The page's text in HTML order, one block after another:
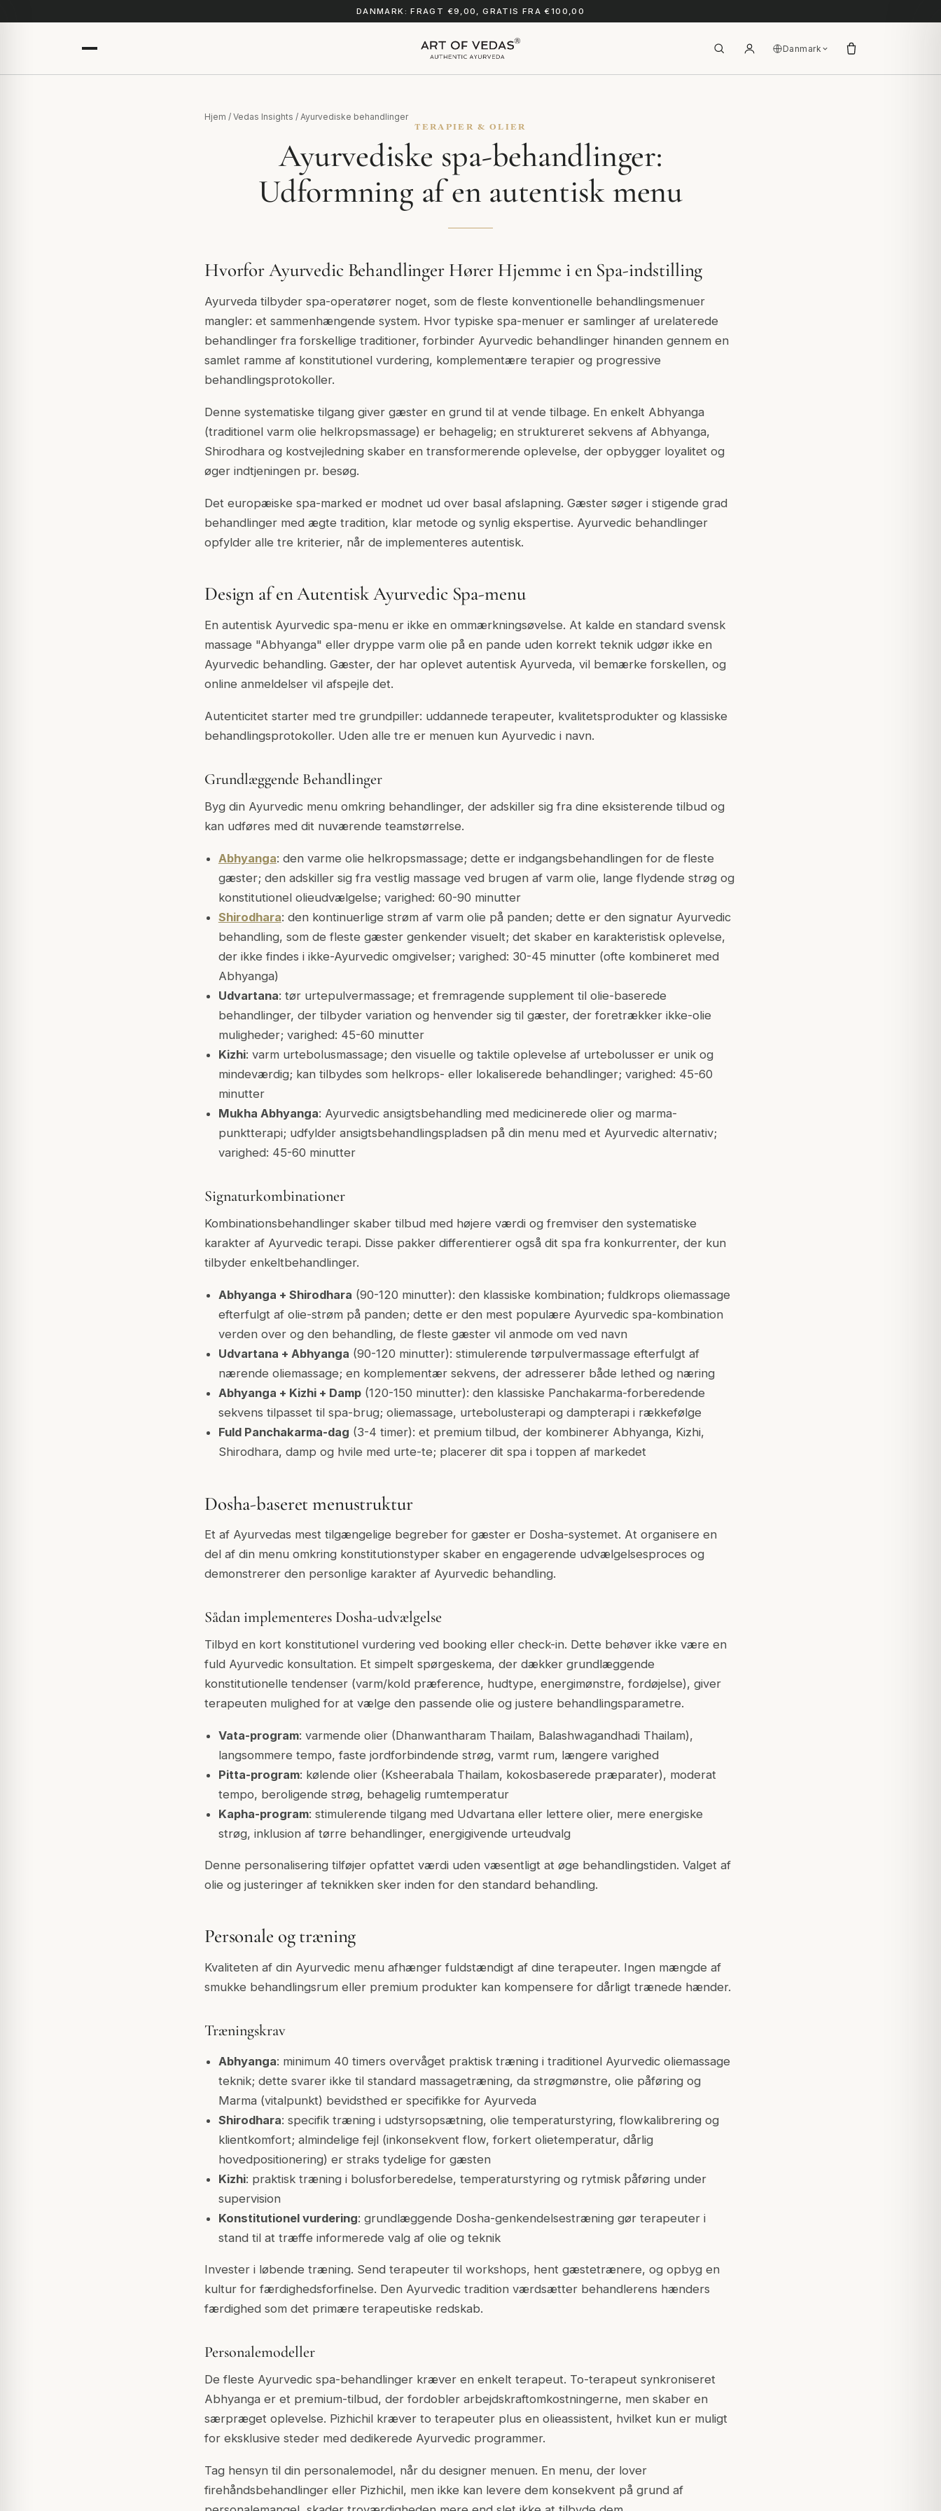
DANMARK: FRAGT €9,00, GRATIS FRA €100,00
Danmark
Hjem / Vedas Insights / Ayurvediske behandlinger
TERAPIER & OLIER
Ayurvediske spa-behandlinger:
Udformning af en autentisk menu
Hvorfor Ayurvedic Behandlinger Hører Hjemme i en Spa-indstilling
Ayurveda tilbyder spa-operatører noget, som de fleste konventionelle behandlingsmenuer
mangler: et sammenhængende system. Hvor typiske spa-menuer er samlinger af urelaterede
behandlinger fra forskellige traditioner, forbinder Ayurvedic behandlinger hinanden gennem en
samlet ramme af konstitutionel vurdering, komplementære terapier og progressive
behandlingsprotokoller.
Denne systematiske tilgang giver gæster en grund til at vende tilbage. En enkelt Abhyanga
(traditionel varm olie helkropsmassage) er behagelig; en struktureret sekvens af Abhyanga,
Shirodhara og kostvejledning skaber en transformerende oplevelse, der opbygger loyalitet og
øger indtjeningen pr. besøg.
Det europæiske spa-marked er modnet ud over basal afslapning. Gæster søger i stigende grad
behandlinger med ægte tradition, klar metode og synlig ekspertise. Ayurvedic behandlinger
opfylder alle tre kriterier, når de implementeres autentisk.
Design af en Autentisk Ayurvedic Spa-menu
En autentisk Ayurvedic spa-menu er ikke en ommærkningsøvelse. At kalde en standard svensk
massage "Abhyanga" eller dryppe varm olie på en pande uden korrekt teknik udgør ikke en
Ayurvedic behandling. Gæster, der har oplevet autentisk Ayurveda, vil bemærke forskellen, og
online anmeldelser vil afspejle det.
Autenticitet starter med tre grundpiller: uddannede terapeuter, kvalitetsprodukter og klassiske
behandlingsprotokoller. Uden alle tre er menuen kun Ayurvedic i navn.
Grundlæggende Behandlinger
Byg din Ayurvedic menu omkring behandlinger, der adskiller sig fra dine eksisterende tilbud og
kan udføres med dit nuværende teamstørrelse.
Abhyanga: den varme olie helkropsmassage; dette er indgangsbehandlingen for de fleste
gæster; den adskiller sig fra vestlig massage ved brugen af varm olie, lange flydende strøg og
konstitutionel olieudvælgelse; varighed: 60-90 minutter
Shirodhara: den kontinuerlige strøm af varm olie på panden; dette er den signatur Ayurvedic
behandling, som de fleste gæster genkender visuelt; det skaber en karakteristisk oplevelse,
der ikke findes i ikke-Ayurvedic omgivelser; varighed: 30-45 minutter (ofte kombineret med
Abhyanga)
Udvartana: tør urtepulvermassage; et fremragende supplement til olie-baserede
behandlinger, der tilbyder variation og henvender sig til gæster, der foretrækker ikke-olie
muligheder; varighed: 45-60 minutter
Kizhi: varm urtebolusmassage; den visuelle og taktile oplevelse af urtebolusser er unik og
mindeværdig; kan tilbydes som helkrops- eller lokaliserede behandlinger; varighed: 45-60
minutter
Mukha Abhyanga: Ayurvedic ansigtsbehandling med medicinerede olier og marma-
punktterapi; udfylder ansigtsbehandlingspladsen på din menu med et Ayurvedic alternativ;
varighed: 45-60 minutter
Signaturkombinationer
Kombinationsbehandlinger skaber tilbud med højere værdi og fremviser den systematiske
karakter af Ayurvedic terapi. Disse pakker differentierer også dit spa fra konkurrenter, der kun
tilbyder enkeltbehandlinger.
Abhyanga + Shirodhara (90-120 minutter): den klassiske kombination; fuldkrops oliemassage
efterfulgt af olie-strøm på panden; dette er den mest populære Ayurvedic spa-kombination
verden over og den behandling, de fleste gæster vil anmode om ved navn
Udvartana + Abhyanga (90-120 minutter): stimulerende tørpulvermassage efterfulgt af
nærende oliemassage; en komplementær sekvens, der adresserer både lethed og næring
Abhyanga + Kizhi + Damp(120-150 minutter): den klassiske Panchakarma-forberedende
sekvens tilpasset til spa-brug; oliemassage, urtebolusterapi og dampterapi i rækkefølge
Fuld Panchakarma-dag (3-4 timer): et premium tilbud, der kombinerer Abhyanga, Kizhi,
Shirodhara, damp og hvile med urte-te; placerer dit spa i toppen af markedet
Dosha-baseret menustruktur
Et af Ayurvedas mest tilgængelige begreber for gæster er Dosha-systemet. At organisere en
del af din menu omkring konstitutionstyper skaber en engagerende udvælgelsesproces og
demonstrerer den personlige karakter af Ayurvedic behandling.
Sådan implementeres Dosha-udvælgelse
Tilbyd en kort konstitutionel vurdering ved booking eller check-in. Dette behøver ikke være en
fuld Ayurvedic konsultation. Et simpelt spørgeskema, der dækker grundlæggende
konstitutionelle tendenser (varm/kold præference, hudtype, energimønstre, fordøjelse), giver
terapeuten mulighed for at vælge den passende olie og justere behandlingsparametre.
Vata-program: varmende olier (Dhanwantharam Thailam, Balashwagandhadi Thailam),
langsommere tempo, faste jordforbindende strøg, varmt rum, længere varighed
Pitta-program: kølende olier (Ksheerabala Thailam, kokosbaserede præparater), moderat
tempo, beroligende strøg, behagelig rumtemperatur
Kapha-program: stimulerende tilgang med Udvartana eller lettere olier, mere energiske
strøg, inklusion af tørre behandlinger, energigivende urteudvalg
Denne personalisering tilføjer opfattet værdi uden væsentligt at øge behandlingstiden. Valget af
olie og justeringer af teknikken sker inden for den standard behandling.
Personale og træning
Kvaliteten af din Ayurvedic menu afhænger fuldstændigt af dine terapeuter. Ingen mængde af
smukke behandlingsrum eller premium produkter kan kompensere for dårligt trænede hænder.
Træningskrav
Abhyanga: minimum 40 timers overvåget praktisk træning i traditionel Ayurvedic oliemassage
teknik; dette svarer ikke til standard massagetræning, da strøgmønstre, olie påføring og
Marma (vitalpunkt) bevidsthed er specifikke for Ayurveda
Shirodhara: specifik træning i udstyrsopsætning, olie temperaturstyring, flowkalibrering og
klientkomfort; almindelige fejl (inkonsekvent flow, forkert olietemperatur, dårlig
hovedpositionering) er straks tydelige for gæsten
Kizhi: praktisk træning i bolusforberedelse, temperaturstyring og rytmisk påføring under
supervision
Konstitutionel vurdering: grundlæggende Dosha-genkendelsestræning gør terapeuter i
stand til at træffe informerede valg af olie og teknik
Invester i løbende træning. Send terapeuter til workshops, hent gæstetrænere, og opbyg en
kultur for færdighedsforfinelse. Den Ayurvedic tradition værdsætter behandlerens hænders
færdighed som det primære terapeutiske redskab.
Personalemodeller
De fleste Ayurvedic spa-behandlinger kræver en enkelt terapeut. To-terapeut synkroniseret
Abhyanga er et premium-tilbud, der fordobler arbejdskraftomkostningerne, men skaber en
særpræget oplevelse. Pizhichil kræver to terapeuter plus en olieassistent, hvilket kun er muligt
for eksklusive steder med dedikerede Ayurvedic programmer.
Tag hensyn til din personalemodel, når du designer menuen. En menu, der lover
firehåndsbehandlinger eller Pizhichil, men ikke kan levere dem konsekvent på grund af